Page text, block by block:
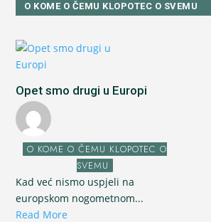
O KOME O ČEMU KLOPOTEC O SVEMU
Opet smo drugi u Europi
O KOME O ČEMU KLOPOTEC O
SVEMU
Kad već nismo uspjeli na
europskom nogometnom...
Read More